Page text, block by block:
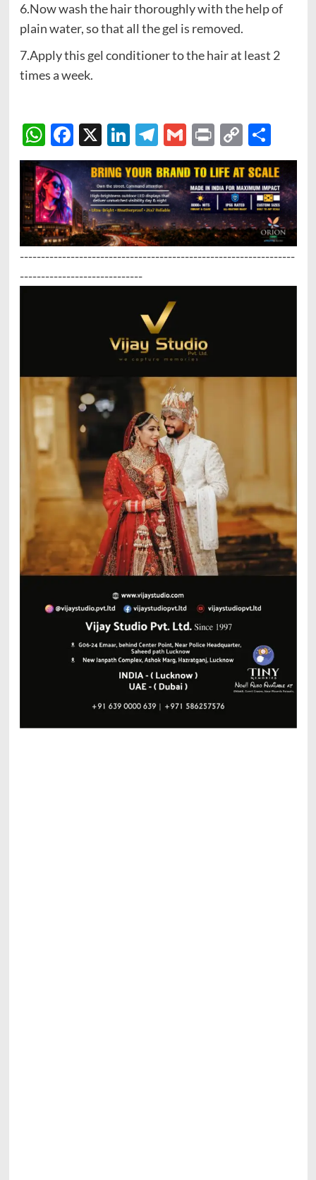
6.Now wash the hair thoroughly with the help of
plain water, so that all the gel is removed.
7.Apply this gel conditioner to the hair at least 2
times a week.
WhatsApp
Facebook
X LinkedIn
Telegram
Gmail
Print
Copy
Link
-----------------------------------------------------------------
-----------------------------